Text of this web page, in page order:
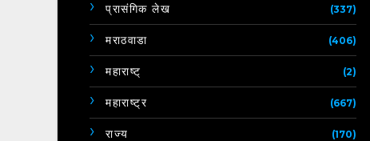
प्रासंगिक लेख (337)
मराठवाडा (406)
महाराष्ट् (2)
महाराष्ट्र (667)
राज्य (170)